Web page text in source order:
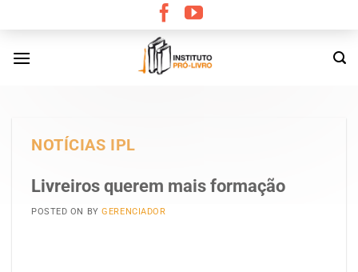
content
NOTÍCIAS IPL
Livreiros querem mais formação
POSTED ON BYGERENCIADOR